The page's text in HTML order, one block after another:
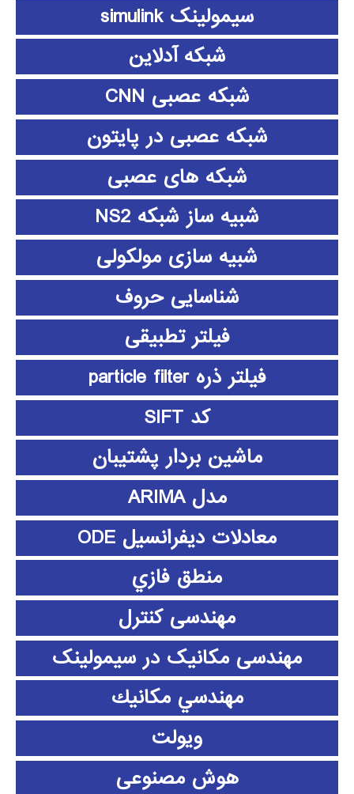
سیمولینک simulink
شبکه آدلاین
شبکه عصبی CNN
شبکه عصبی در پایتون
شبکه های عصبی
شبیه ساز شبکه NS2
شبیه سازی مولکولی
شناسایی حروف
فیلتر تطبیقی
فیلتر ذره particle filter
کد SIFT
ماشین بردار پشتیبان
مدل ARIMA
معادلات دیفرانسیل ODE
منطق فازي
مهندسی کنترل
مهندسی مکانیک در سیمولینک
مهندسي مكانيك
ویولت
هوش مصنوعی